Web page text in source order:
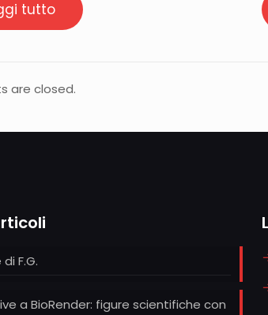
tutto
are closed.
F.G.
a BioRender: figure scientifiche con